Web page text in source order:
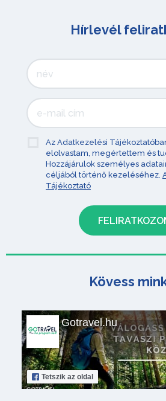
Hírlevél
Az Adatkezelési
elolvastam, megértettem és
Hozzájárulok személyes
céljából történő kezeléséhez.
Tájékoztató
Kövess
Gotravel.hu
Tetszik az oldal